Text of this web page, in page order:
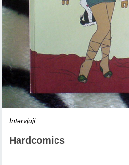
Intervjuji
Hardcomics